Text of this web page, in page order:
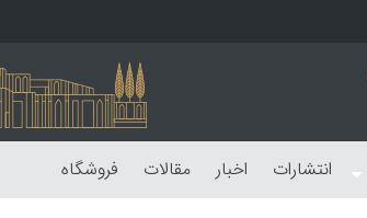
انتشارات اخبار مقالات فروشگاه